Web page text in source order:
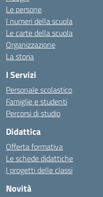
Le persone
I numeri della scuola
Le carte della scuola
Organizzazione
La storia
I Servizi
Personale scolastico
Famiglie e studenti
Percorsi di studio
Didattica
Offerta formativa
Le schede didattiche
I progetti delle classi
Novità